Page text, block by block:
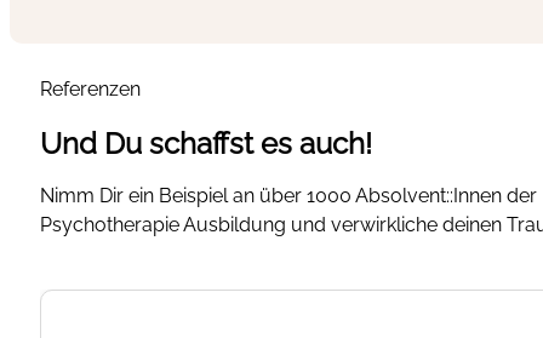
Referenzen
Und Du schaffst es auch!
Nimm Dir ein Beispiel an über 1000 Absolvent::Innen
Psychotherapie Ausbildung und verwirkliche deinen